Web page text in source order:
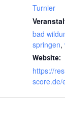
Turnier
bad
springen,
Website:
https://
score.de/